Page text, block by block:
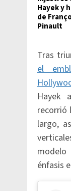
Hayek y
de
Pinault
Tras
el
Hayek
recorrió
largo,
énfasis